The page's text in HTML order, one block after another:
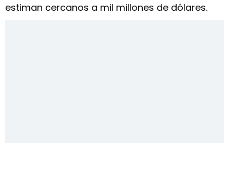
estiman cercanos a mil millones de dólares.